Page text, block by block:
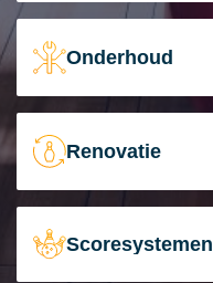
Onderhoud
Renovatie
Scoresystemen